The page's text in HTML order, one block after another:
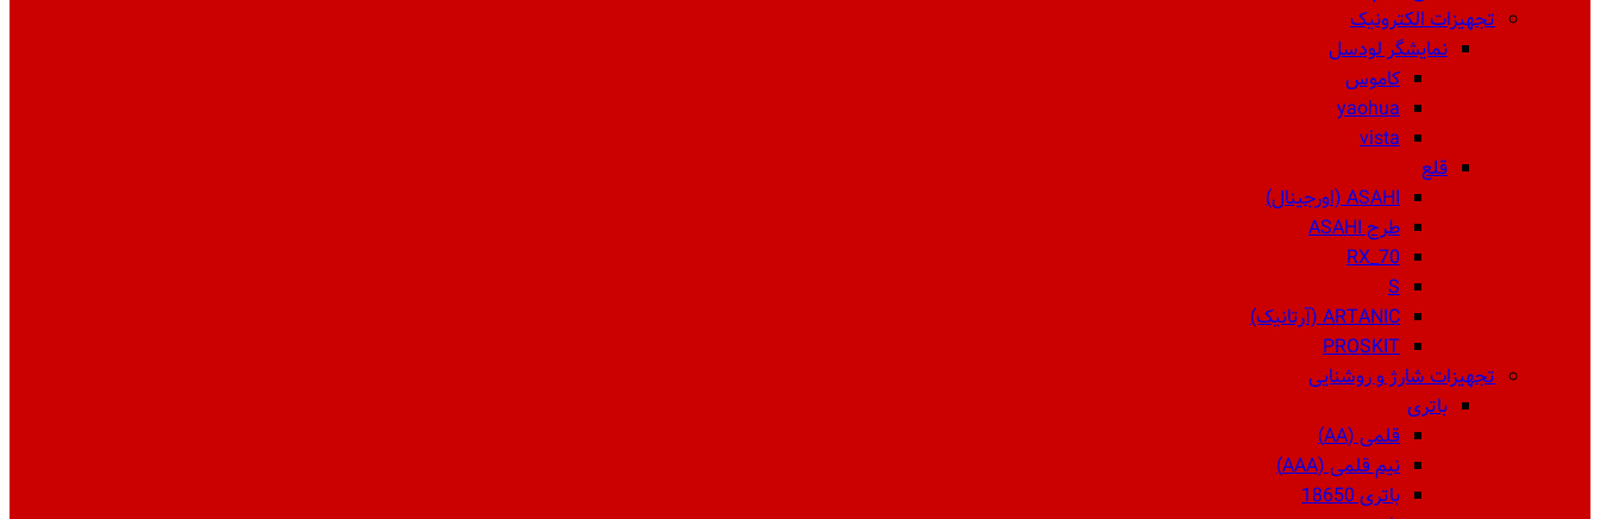
تجهیزات الکترونیک
نمایشگر لودسل
کاموس
yaohua
vista
قلع
ASAHI (اورجینال)
طرح ASAHI
RX_70
S
ARTANIC (آرتانیک)
PROSKIT
تجهیزات شارژ و روشنایی
باتری
قلمی (AA)
نیم قلمی (AAA)
باتری 18650